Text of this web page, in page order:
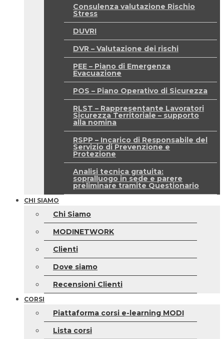
Consulenza valutazione Rischio
Stress
DUVRI
DVR – Valutazione dei rischi
PEE – Piano di Emergenza
Evacuazione
POS – Piano Operativo di Sicurezza
RLST – Rappresentante Lavoratori
Sicurezza Territoriale – supporto
alla nomina
RSPP – Incarico di Responsabile del
Servizio di Prevenzione e
Protezione
Analisi tecnica gratuita:
sopralluogo in sede e parere
preliminare tramite Questionario
CHI SIAMO
Chi Siamo
MODINETWORK
Clienti
Dove siamo
Recensioni Clienti
CORSI
Piattaforma corsi e-learning MODI
Lista corsi